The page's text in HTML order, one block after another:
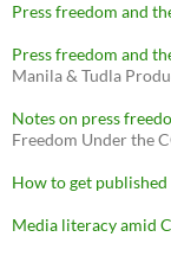
Press freedom and
Press freedom and
Manila & Tudla
Notes on press
Freedom Under the
How to get
Media literacy amid